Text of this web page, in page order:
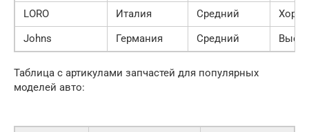
LORO
Италия Средний
Johns
Германия Средний
Таблица с артикулами запчастей для популярных
моделей авто: